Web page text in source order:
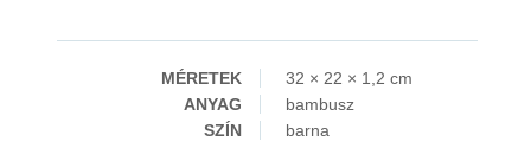
MÉRETEK
32 × 22 × 1,2 cm
ANYAG
bambusz
SZÍN
barna